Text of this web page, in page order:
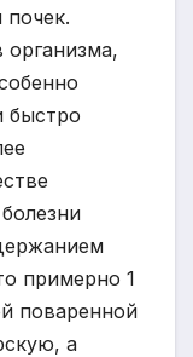
почек.
организма,
быстро
примерно 1
поваренной
а